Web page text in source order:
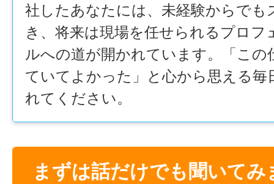
社したあなたには、未経験からでも
き、将来は現場を任せられるプロフ
ルへの道が開かれています。「この
ていてよかった」と心から思える毎
れてください。
まずは話だけでも聞いてみ